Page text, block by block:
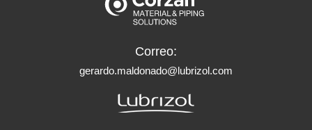
Correo:
gerardo.maldonado@lubrizol.com